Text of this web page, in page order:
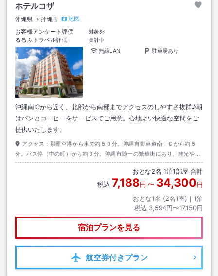
ホテルコザ
沖縄県 沖縄市
地図
お客様アンケート評価
対象外
るるぶトラベル評価
集計中
無線LAN
駐車場あり
沖縄南ICから近く、北部から南部までアクセスのしやすさ抜群♪朝
はパンとコーヒーをサービスでご用意。心地よい快適な空間をご
提供いたします。
アクセス： 那覇空港から車で約５０分。沖縄自動車道南ＩＣから約５
分。バス停（中の町）から約３分。沖縄市随一の繁華街にあり、観光やビ
ジネス等のアクセスには最良の立地条件を備えています。
おとな2名 1泊1部屋 合計
税込 7,188円 〜 34,300円
おとな1名 (2名1室)｜ 1泊
税込 3,594円〜17,150円
宿泊プランを見る
航空券付きプラン